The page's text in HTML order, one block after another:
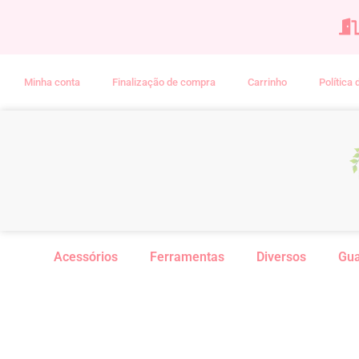
Minha conta Finalização de compra Carrinho Política
Acessórios Ferramentas Diversos